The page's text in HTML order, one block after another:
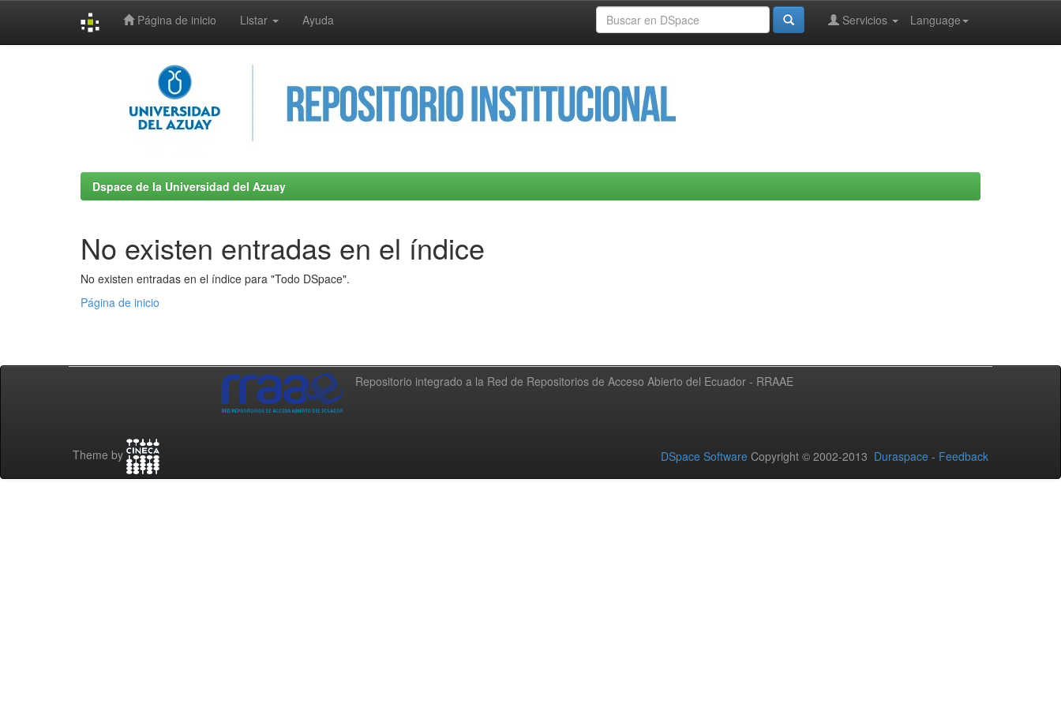
Página de inicio Listar Ayuda Language
Servicios
Dspace de la Universidad del Azuay
No existen entradas en el índice
No existen entradas en el índice para "Todo DSpace".
Página de inicio
Repositorio integrado a la Red de Repositorios de Acceso Abierto del Ecuador - RRAAE
Theme by DSpace Software Copyright © 2002-2013 Duraspace - Feedback